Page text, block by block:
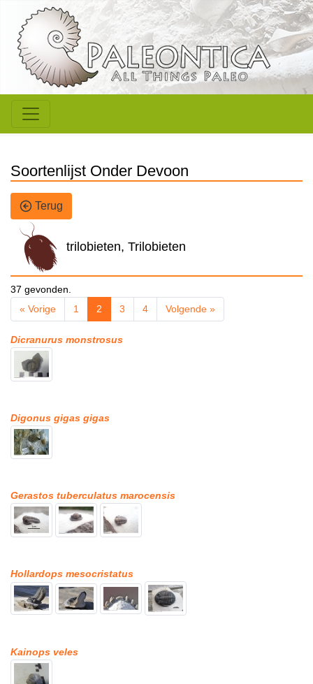
Soortenlijst Onder Devoon
Terug
trilobieten, Trilobieten
37 gevonden.
« Vorige
1 2 3 4 Volgende »
Dicranurus monstrosus
Digonus gigas gigas
Gerastos tuberculatus marocensis
Hollardops mesocristatus
Kainops veles